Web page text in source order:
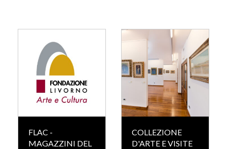
FLAC -
MAGAZZINI DEL
COLLEZIONE
D'ARTE E VISITE